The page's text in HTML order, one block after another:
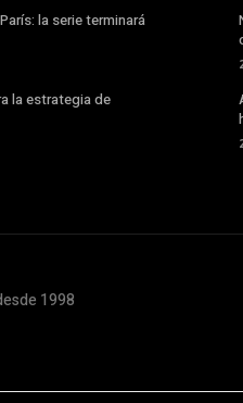
la serie terminará
la estrategia de
1998